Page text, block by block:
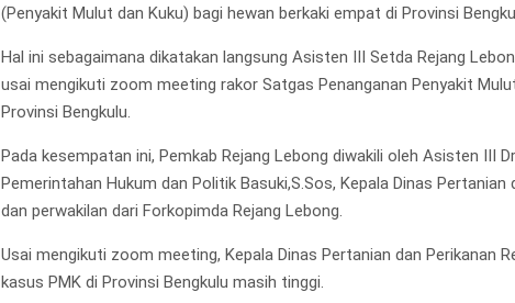
(Penyakit Mulut dan Kuku) bagi hewan berkaki empat di Provinsi
Hal ini sebagaimana dikatakan langsung Asisten III Setda Rejang
usai mengikuti zoom meeting rakor Satgas Penanganan Penyakit
Provinsi Bengkulu.
Pada kesempatan ini, Pemkab Rejang Lebong diwakili oleh Asisten III
Pemerintahan Hukum dan Politik Basuki,S.Sos, Kepala Dinas Pertanian
dan perwakilan dari Forkopimda Rejang Lebong.
Usai mengikuti zoom meeting, Kepala Dinas Pertanian dan Perikanan
kasus PMK di Provinsi Bengkulu masih tinggi.